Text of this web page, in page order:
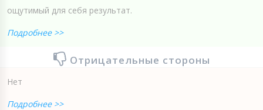
ощутимый для себя результат.
Подробнее >>
Отрицательные стороны
Нет
Подробнее >>